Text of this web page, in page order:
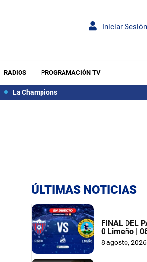
Iniciar Sesión
RADIOS PROGRAMACIÓN TV
La Champions
ÚLTIMAS NOTICIAS
FINAL DEL
0 Limeño |
8 agosto, 2026